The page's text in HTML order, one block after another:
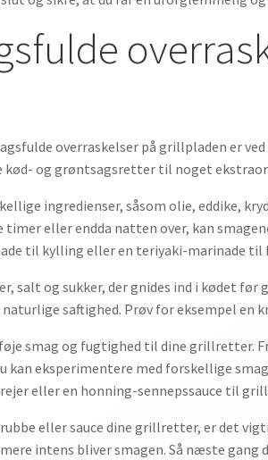
overraskelser på grillpladen er
kød- og grøntsagsretter til noget
ingredienser, såsom olie, eddike,
timer eller endda natten over, kan
til kylling eller en teriyaki-marinade til
salt og sukker, der gnides ind i kødet
saftighed. Prøv for eksempel
smag og fugtighed til dine grillretter.
kan eksperimentere med forskellige
eller en honning-sennepssauce til
eller sauce dine grillretter, er det
intens bliver smagen. Så næste